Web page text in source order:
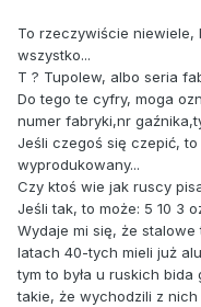
To rzeczywiście niewiele,
wszystko...
T ? Tupolew, albo seria
Do tego te cyfry, moga
numer fabryki,nr
Jeśli czegoś się czepić,
wyprodukowany...
Czy ktoś wie jak ruscy
Jeśli tak, to może: 5 10 3
Wydaje mi się, że stalowe
latach 40-tych mieli już
tym to była u ruskich bida
takie, że wychodzili z